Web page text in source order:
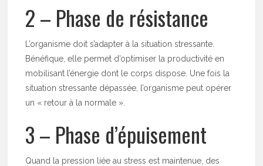
2 – Phase de résistance
L’organisme doit s’adapter à la situation stressante.
Bénéfique, elle permet d’optimiser la productivité en
mobilisant l’énergie dont le corps dispose. Une fois la
situation stressante dépassée, l’organisme peut opérer
un « retour à la normale ».
3 – Phase d’épuisement
Quand la pression liée au stress est maintenue, des